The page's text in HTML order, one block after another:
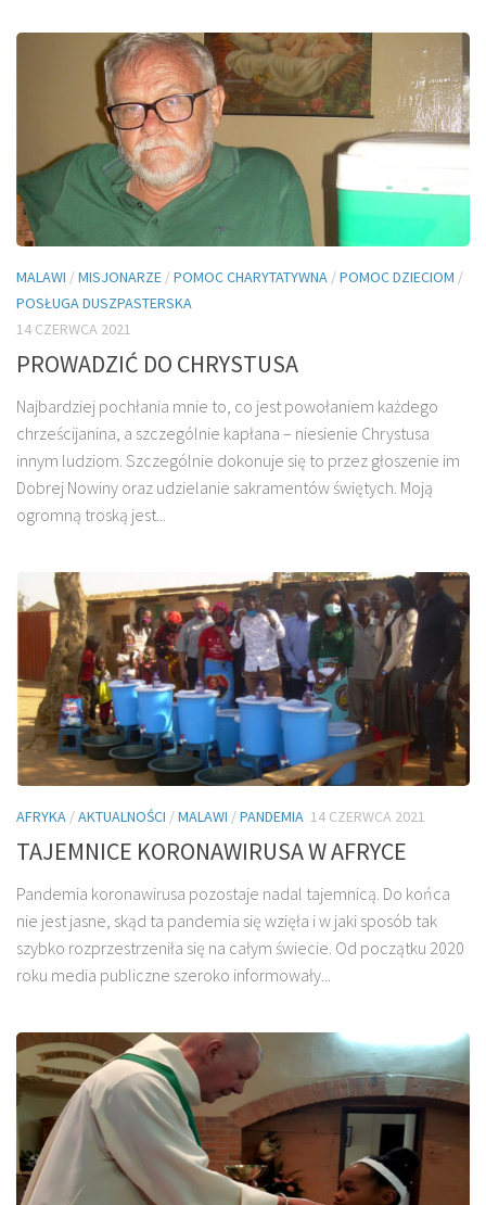
MALAWI /MISJONARZE /POMOC CHARYTATYWNA /POMOC DZIECIOM /
POSŁUGA DUSZPASTERSKA
14 CZERWCA 2021
PROWADZIĆ DO CHRYSTUSA
Najbardziej pochłania mnie to, co jest powołaniem każdego
chrześcijanina, a szczególnie kapłana – niesienie Chrystusa
innym ludziom. Szczególnie dokonuje się to przez głoszenie im
Dobrej Nowiny oraz udzielanie sakramentów świętych. Moją
ogromną troską jest...
AFRYKA /AKTUALNOŚCI /MALAWI /PANDEMIA 14 CZERWCA 2021
TAJEMNICE KORONAWIRUSA W AFRYCE
Pandemia koronawirusa pozostaje nadal tajemnicą. Do końca
nie jest jasne, skąd ta pandemia się wzięła i w jaki sposób tak
szybko rozprzestrzeniła się na całym świecie. Od początku 2020
roku media publiczne szeroko informowały...